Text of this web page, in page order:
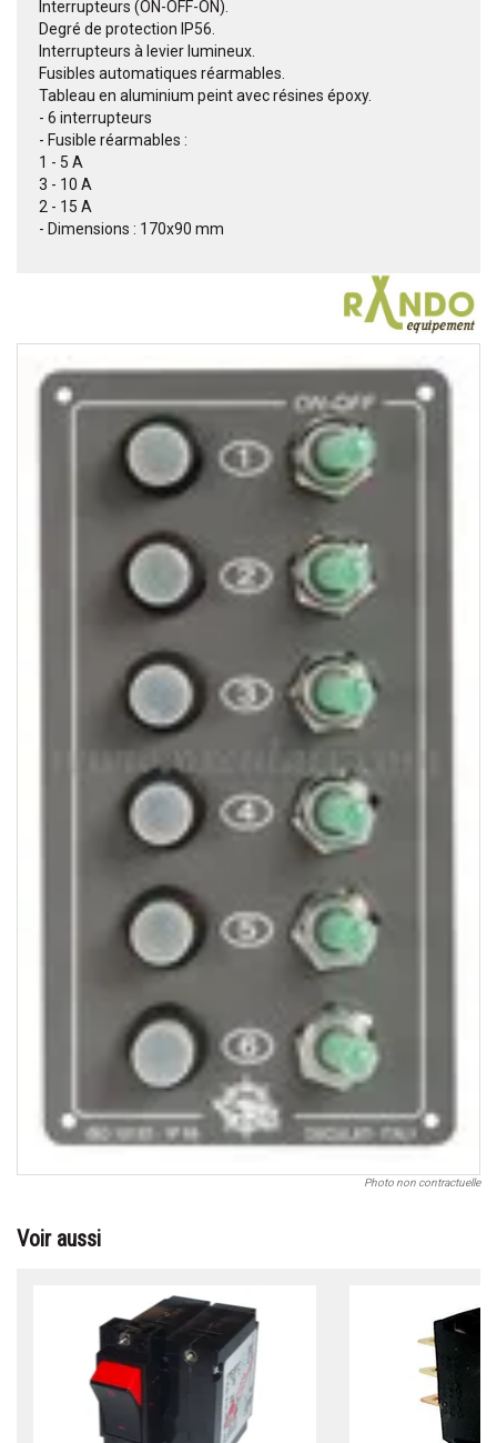
Interrupteurs (ON-OFF-ON).
Degré de protection IP56.
Interrupteurs à levier lumineux.
Fusibles automatiques réarmables.
Tableau en aluminium peint avec résines époxy.
- 6 interrupteurs
- Fusible réarmables :
1 - 5 A
3 - 10 A
2 - 15 A
- Dimensions : 170x90 mm
Photo non contractuelle
Voir aussi